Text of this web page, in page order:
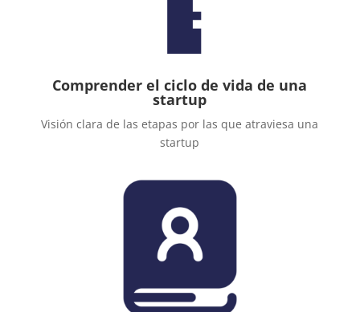
Comprender el ciclo de vida de una
startup
Visión clara de las etapas por las que atraviesa una
startup